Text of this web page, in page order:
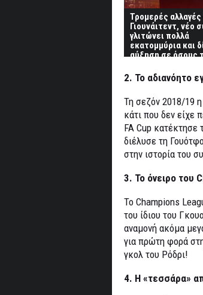
Τρομερές
Γιουνάιτεντ, νέο
γλιτώνει πολλά
εκατομμύρια και
αύξηση σε όσους
2. Το αδιανόητο
Τη σεζόν 2018/19
κάτι που δεν είχε
FA Cup κατέκτησε
διέλυσε τη
στην ιστορία του
3. Το όνειρο του
Το Champions
του ίδιου του
αναμονή ακόμα
για πρώτη φορά
γκολ του Ρόδρι!
4. Η «τεσσάρα»